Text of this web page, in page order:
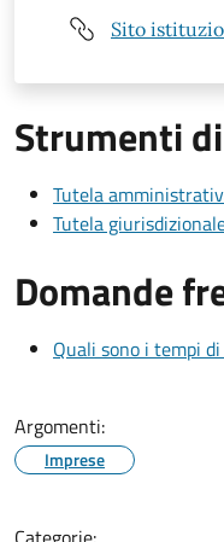
Sito
Strumenti
Tutela
Tutela
Domande
Quali sono i tempi
Argomenti:
Imprese